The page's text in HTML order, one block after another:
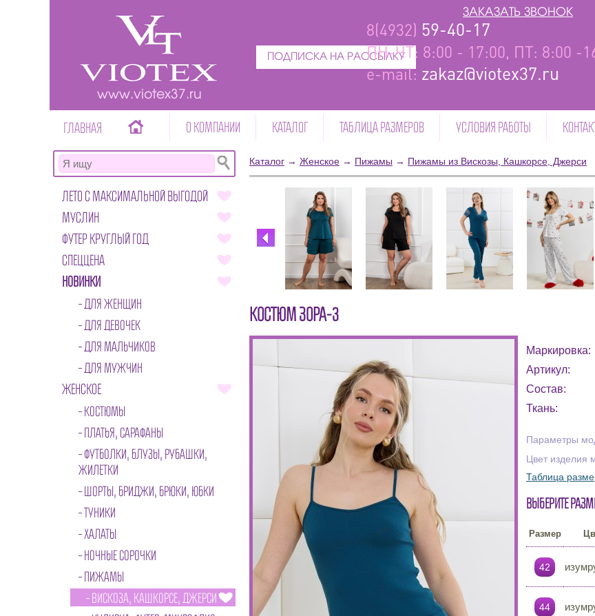
www.viotex37.ru
ПОДПИСКА НА РАССЫЛКУ
8(4932) 59-40-17
ПН-ЧТ: 8:00 - 17:00, ПТ: 8:00 -
e-mail: zakaz@viotex37.ru
ЗАКАЗАТЬ ЗВОНОК
ГЛАВНАЯ О КОМПАНИИ КАТАЛОГ ТАБЛИЦА РАЗМЕРОВ УСЛОВИЯ РАБОТЫ
ЛЕТО С МАКСИМАЛЬНОЙ ВЫГОДОЙ
МУСЛИН
ФУТЕР КРУГЛЫЙ ГОД
СПЕЦЦЕНА
НОВИНКИ
ДЛЯ ЖЕНЩИН
ДЛЯ ДЕВОЧЕК
ДЛЯ МАЛЬЧИКОВ
ДЛЯ МУЖЧИН
ЖЕНСКОЕ
КОСТЮМЫ
ПЛАТЬЯ, САРАФАНЫ
ФУТБОЛКИ, БЛУЗЫ, РУБАШКИ,
ЖИЛЕТКИ
ШОРТЫ, БРИДЖИ, БРЮКИ, ЮБКИ
ТУНИКИ
ХАЛАТЫ
НОЧНЫЕ СОРОЧКИ
ПИЖАМЫ
ВИСКОЗА, КАШКОРСЕ, ДЖЕРСИ
Каталог → Женское → Пижамы → Пижамы из Вискозы, Кашкорсе, Джерси
КОСТЮМ ЗОРА-3
Маркировка:
Артикул:
Состав:
Ткань:
Параметры
Цвет изделия
Таблица
Выберите
Размер
42
44